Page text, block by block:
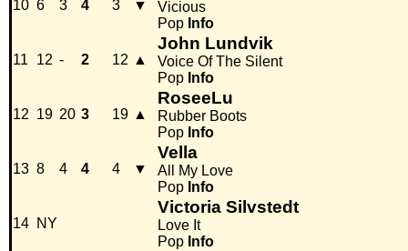
10 6 3 4 3 ▼
Vicious
Pop Info
11 12 - 2 12 ▲
John Lundvik
Voice Of The Silent
Pop Info
12 19 20 3 19 ▲
RoseeLu
Rubber Boots
Pop Info
13 8 4 4 4 ▼
Vella
All My Love
Pop Info
14 NY
Victoria Silvstedt
Love It
Pop Info